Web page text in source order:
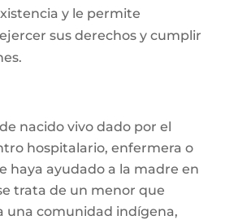
y le permite
sus derechos y cumplir
nacido vivo dado por el
hospitalario, enfermera o
haya ayudado a la madre en
trata de un menor que
una comunidad indígena,